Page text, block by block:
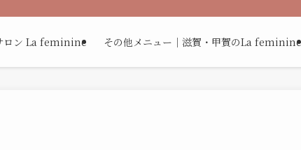
率50%！自信ある結果と安心の技術を貴女のお肌で体感してください。
ロン La feminine その他メニュー｜滋賀・甲賀のLa feminine